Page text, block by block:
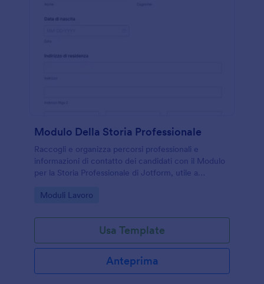
Modulo Della Storia Professionale
Raccogli e organizza percorsi professionali e
informazioni di contatto dei candidati con il Modulo
per la Storia Professionale di Jotform, utile a
dati online.
Go to Category:
Moduli Lavoro
Usa Template
Anteprima